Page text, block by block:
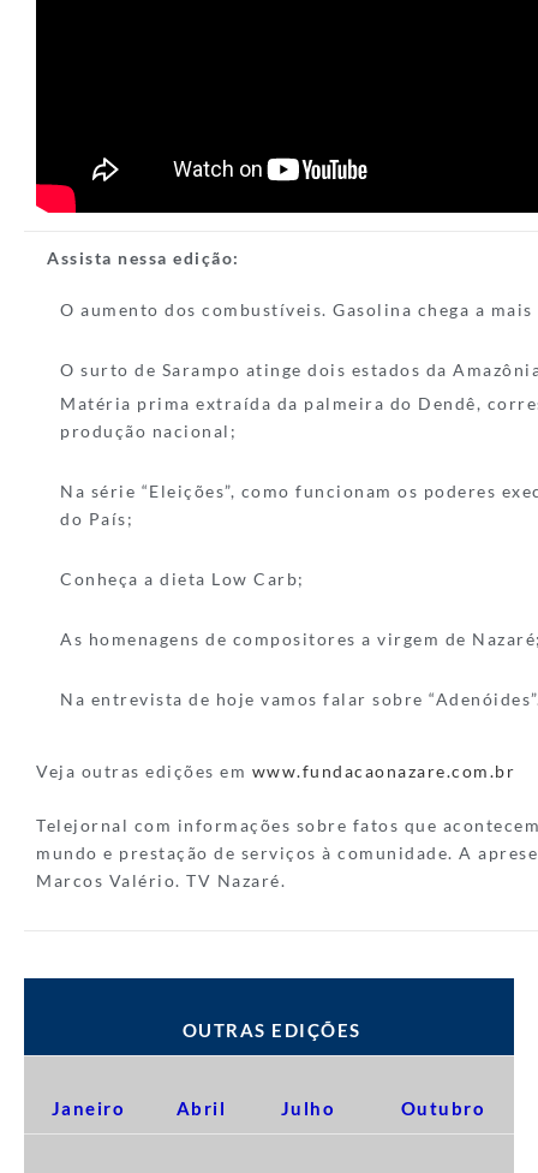
Assista nessa edição:
O aumento dos combustíveis. Gasolina chega a mais
O surto de Sarampo atinge dois estados da
Matéria prima extraída da palmeira do Dendê,
produção nacional;
Na série “Eleições”, como funcionam os poderes
do País;
Conheça a dieta Low Carb;
As homenagens de compositores a virgem de
Na entrevista de hoje vamos falar sobre
Veja outras edições em www.fundacaonazare.com.br
Telejornal com informações sobre fatos que
mundo e prestação de serviços à comunidade. A
Marcos Valério. TV Nazaré.
OUTRAS EDIÇÕES
Janeiro Abril Julho Outubro